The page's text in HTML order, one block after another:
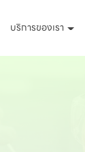
บริการของเรา